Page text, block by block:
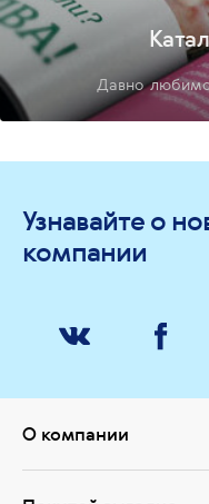
Давно
Узнавайте о
компании
О компании